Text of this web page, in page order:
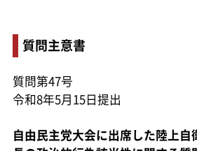
質問主意書
質問第47号
令和8年5月15日提出
自由民主党大会に出席した陸上